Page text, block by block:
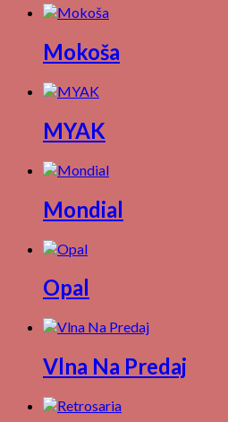
Mokoša
MYAK
Mondial
Opal
Vlna Na Predaj